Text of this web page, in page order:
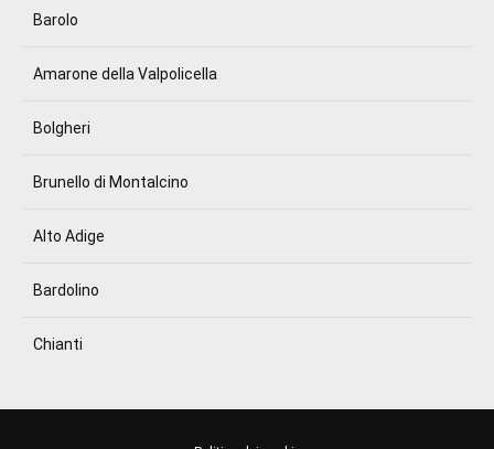
Barolo
Amarone della Valpolicella
Bolgheri
Brunello di Montalcino
Alto Adige
Bardolino
Chianti